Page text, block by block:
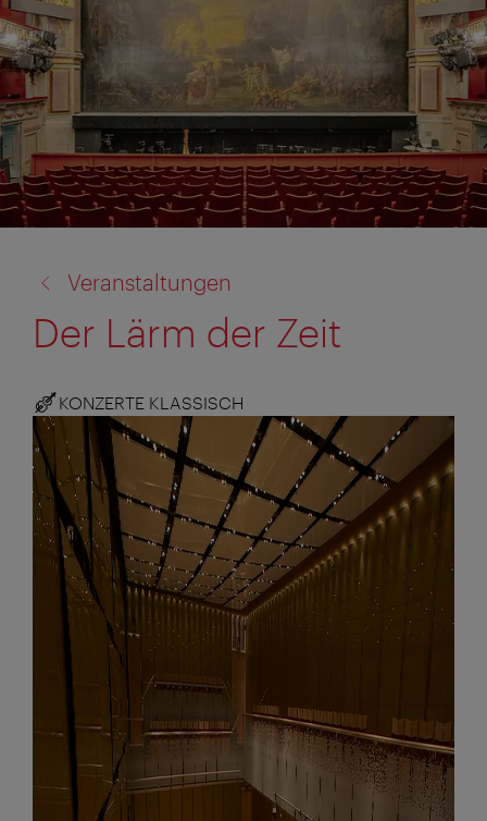
zu:
Veranstaltungen
Der Lärm der Zeit
KONZERTE KLASSISCH